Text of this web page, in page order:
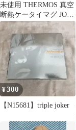
未使用 THERMOS 真空
断熱ケータイマグ JOK-
500 0.5L ホワイト
¥300
【N15681】triple joker